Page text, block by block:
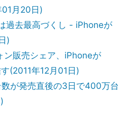
月20日)
過去最高づくし - iPhoneが
)
ン販売シェア、iPhoneが
(2011年12月01日)
数が発売直後の3日で400万台